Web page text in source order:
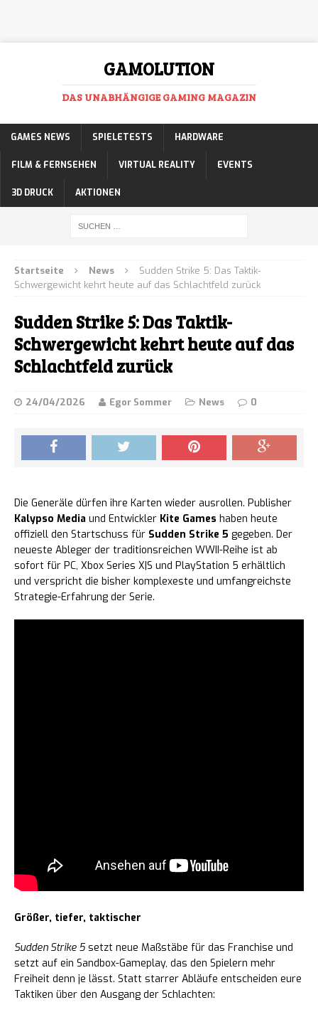
GAMOLUTION
DAS UNABHÄNGIGE GAMING MAGAZIN
GAMES NEWS SPIELETESTS HARDWARE
FILM & FERNSEHEN VIRTUAL REALITY EVENTS
3D DRUCK AKTIONEN
Startseite News
Sudden Strike 5: Das Taktik-
Schwergewicht kehrt heute auf das Schlachtfeld zurück
Sudden Strike 5: Das Taktik-
Schwergewicht kehrt heute auf das
Schlachtfeld zurück
24/04/2026 Egor Sommer News 0
Die Generäle dürfen ihre Karten wieder ausrollen. Publisher
Kalypso Media und Entwickler Kite Games haben heute
offiziell den Startschuss für Sudden Strike 5 gegeben. Der
neueste Ableger der traditionsreichen WWII-Reihe ist ab
sofort für PC, Xbox Series X|S und PlayStation 5 erhältlich
und verspricht die bisher komplexeste und umfangreichste
Strategie-Erfahrung der Serie.
Größer, tiefer, taktischer
Sudden Strike 5setzt neue Maßstäbe für das Franchise und
setzt auf ein Sandbox-Gameplay, das den Spielern mehr
Freiheit denn je lässt. Statt starrer Abläufe entscheiden eure
Taktiken über den Ausgang der Schlachten: